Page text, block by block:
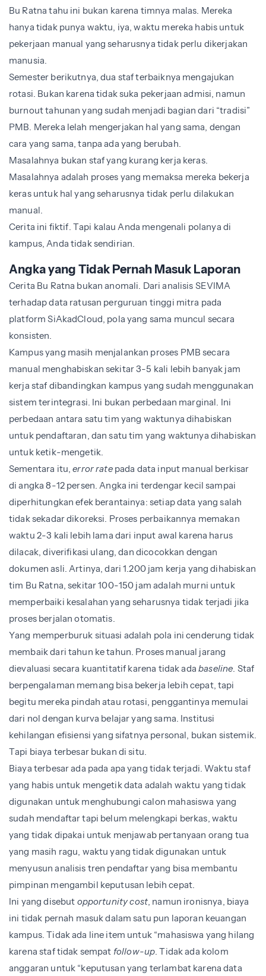
Bu Ratna tahu ini bukan karena timnya malas. Mereka
hanya tidak punya waktu, iya, waktu mereka habis untuk
pekerjaan manual yang seharusnya tidak perlu dikerjakan
manusia.
Semester berikutnya, dua staf terbaiknya mengajukan
rotasi. Bukan karena tidak suka pekerjaan admisi, namun
burnout tahunan yang sudah menjadi bagian dari “tradisi”
PMB. Mereka lelah mengerjakan hal yang sama, dengan
cara yang sama, tanpa ada yang berubah.
Masalahnya bukan staf yang kurang kerja keras.
Masalahnya adalah proses yang memaksa mereka bekerja
keras untuk hal yang seharusnya tidak perlu dilakukan
manual.
Cerita ini fiktif. Tapi kalau Anda mengenali polanya di
kampus, Anda tidak sendirian.
Angka yang Tidak Pernah Masuk Laporan
Cerita Bu Ratna bukan anomali. Dari analisis SEVIMA
terhadap data ratusan perguruan tinggi mitra pada
platform SiAkadCloud, pola yang sama muncul secara
konsisten.
Kampus yang masih menjalankan proses PMB secara
manual menghabiskan sekitar 3-5 kali lebih banyak jam
kerja staf dibandingkan kampus yang sudah menggunakan
sistem terintegrasi. Ini bukan perbedaan marginal. Ini
perbedaan antara satu tim yang waktunya dihabiskan
untuk pendaftaran, dan satu tim yang waktunya dihabiskan
untuk ketik-mengetik.
Sementara itu,error ratepada data input manual berkisar
di angka 8-12 persen. Angka ini terdengar kecil sampai
diperhitungkan efek berantainya: setiap data yang salah
tidak sekadar dikoreksi. Proses perbaikannya memakan
waktu 2-3 kali lebih lama dari input awal karena harus
dilacak, diverifikasi ulang, dan dicocokkan dengan
dokumen asli. Artinya, dari 1.200 jam kerja yang dihabiskan
tim Bu Ratna, sekitar 100-150 jam adalah murni untuk
memperbaiki kesalahan yang seharusnya tidak terjadi jika
proses berjalan otomatis.
Yang memperburuk situasi adalah pola ini cenderung tidak
membaik dari tahun ke tahun. Proses manual jarang
dievaluasi secara kuantitatif karena tidak adabaseline. Staf
berpengalaman memang bisa bekerja lebih cepat, tapi
begitu mereka pindah atau rotasi, penggantinya memulai
dari nol dengan kurva belajar yang sama. Institusi
kehilangan efisiensi yang sifatnya personal, bukan sistemik.
Tapi biaya terbesar bukan di situ.
Biaya terbesar ada pada apa yang tidak terjadi. Waktu staf
yang habis untuk mengetik data adalah waktu yang tidak
digunakan untuk menghubungi calon mahasiswa yang
sudah mendaftar tapi belum melengkapi berkas, waktu
yang tidak dipakai untuk menjawab pertanyaan orang tua
yang masih ragu, waktu yang tidak digunakan untuk
menyusun analisis tren pendaftar yang bisa membantu
pimpinan mengambil keputusan lebih cepat.
Ini yang disebut opportunity cost, namun ironisnya, biaya
ini tidak pernah masuk dalam satu pun laporan keuangan
kampus. Tidak ada line item untuk “mahasiswa yang hilang
karena staf tidak sempat follow-up. Tidak ada kolom
anggaran untuk “keputusan yang terlambat karena data